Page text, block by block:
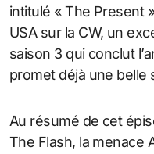
intitulé « The Present
USA sur la CW, un
saison 3 qui conclut
promet déjà une belle
Au résumé de cet
The Flash, la menace